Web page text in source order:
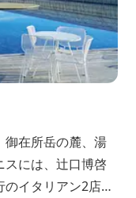
御在所岳の麓、湯
には、辻󠄀口博啓
のイタリアン2店